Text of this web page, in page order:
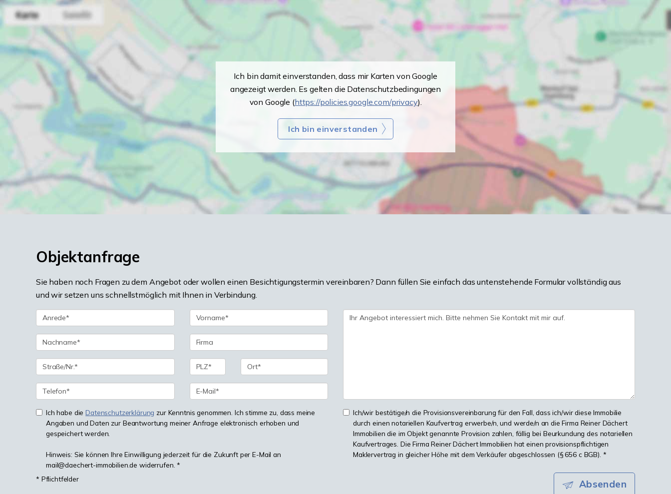
Ich bin damit einverstanden, dass mir Karten von Google
angezeigt werden. Es gelten die Datenschutzbedingungen
von Google (https://policies.google.com/privacy).
Ich bin einverstanden
Objektanfrage
Sie haben noch Fragen zu dem Angebot oder wollen einen Besichtigungstermin vereinbaren? Dann füllen Sie einfach das untenstehende Formular vollständig aus
und wir setzen uns schnellstmöglich mit Ihnen in Verbindung.
Ich habe die Datenschutzerklärung zur Kenntnis genommen. Ich stimme zu, dass meine
Angaben und Daten zur Beantwortung meiner Anfrage elektronisch erhoben und
gespeichert werden.
Hinweis: Sie können Ihre Einwilligung jederzeit für die Zukunft per E-Mail an
mail@daechert-immobilien.de widerrufen. *
Ich/wir bestätige/n die Provisionsvereinbarung für den Fall, dass ich/wir diese Immobilie
durch einen notariellen Kaufvertrag erwerbe/n, und werde/n an die Firma Reiner Dächert
Immobilien die im Objekt genannte Provision zahlen, fällig bei Beurkundung des notariellen
Kaufvertrages. Die Firma Reiner Dächert Immobilien hat einen provisionspflichtigen
Maklervertrag in gleicher Höhe mit dem Verkäufer abgeschlossen (§ 656 c BGB). *
* Pflichtfelder Absenden